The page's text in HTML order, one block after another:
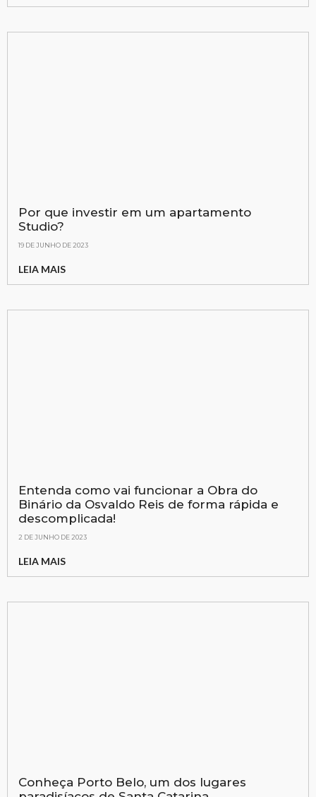
Por que investir em um apartamento
Studio?
19 DE JUNHO DE 2023
LEIA MAIS
Entenda como vai funcionar a Obra do
Binário da Osvaldo Reis de forma rápida e
descomplicada!
2 DE JUNHO DE 2023
LEIA MAIS
Conheça Porto Belo, um dos lugares